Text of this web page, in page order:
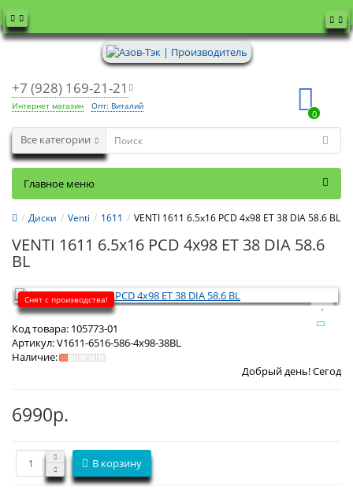
+7 (928) 169-21-21
Интернет магазин Опт: Виталий
0
Все категории
Главное меню
Диски Venti 1611 VENTI 1611 6.5x16 PCD 4x98 ET 38 DIA 58.6 BL
VENTI 1611 6.5x16 PCD 4x98 ET 38 DIA 58.6
BL
Снят с производства!
Код товара: 105773-01
Артикул:V1611-6516-586-4x98-38BL
Наличие:
Добрый день! СегодняСуббота 8
6990р.
В корзину